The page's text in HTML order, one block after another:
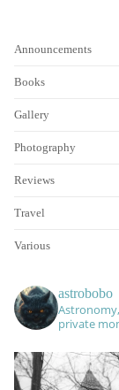
Announcements
Books
Gallery
Photography
Reviews
Travel
Various
astrobobo
private